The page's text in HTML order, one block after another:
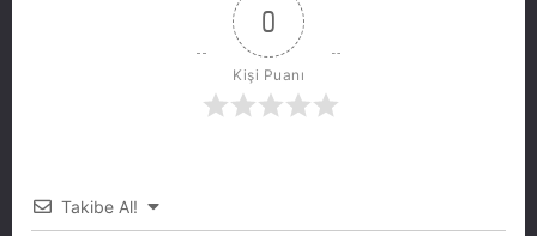
0
Kişi Puanı
Takibe Al!